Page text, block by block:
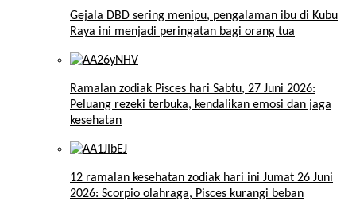
Gejala DBD sering menipu, pengalaman ibu di Kubu
Raya ini menjadi peringatan bagi orang tua
Ramalan zodiak Pisces hari Sabtu, 27 Juni 2026:
Peluang rezeki terbuka, kendalikan emosi dan jaga
kesehatan
12 ramalan kesehatan zodiak hari ini Jumat 26 Juni
2026: Scorpio olahraga, Pisces kurangi beban